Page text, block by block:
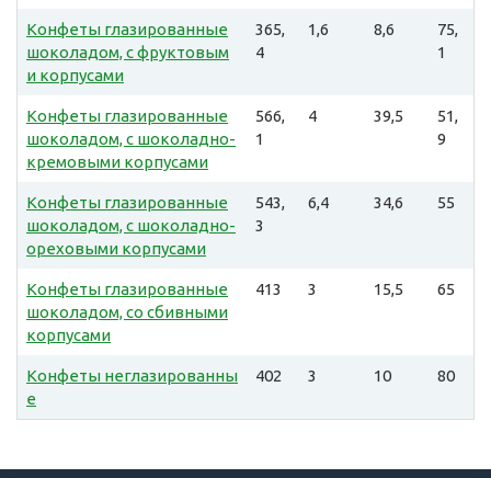
Конфеты глазированные
шоколадом, с фруктовым
и корпусами
365,
4
1,6 8,6
75,
1
Конфеты глазированные
шоколадом, с шоколадно-
кремовыми корпусами
566,
1
4 39,5
51,
9
Конфеты глазированные
шоколадом, с шоколадно-
ореховыми корпусами
543,
3
6,4 34,6 55
Конфеты глазированные
шоколадом, со сбивными
корпусами
413 3 15,5 65
Конфеты неглазированны
е
402 3 10 80